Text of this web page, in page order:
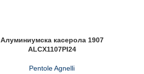
Алуминиумска касерола 1907
ALCX1107PI24
Pentole Agnelli